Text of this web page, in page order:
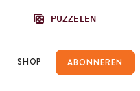
PUZZELEN
SHOP ABONNEREN